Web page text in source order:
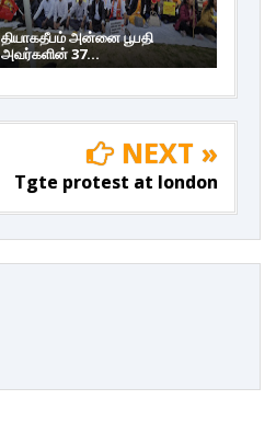
தியாகதீபம் அன்னை பூபதி
அவர்களின் 37...
NEXT »
Tgte protest at london